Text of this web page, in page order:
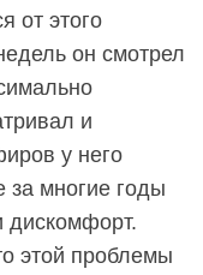
от этого
он смотрел
и
у него
многие годы
дискомфорт.
этой проблемы